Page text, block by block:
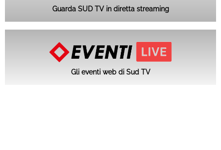
Guarda SUD TV in diretta streaming
Gli eventi web di Sud TV